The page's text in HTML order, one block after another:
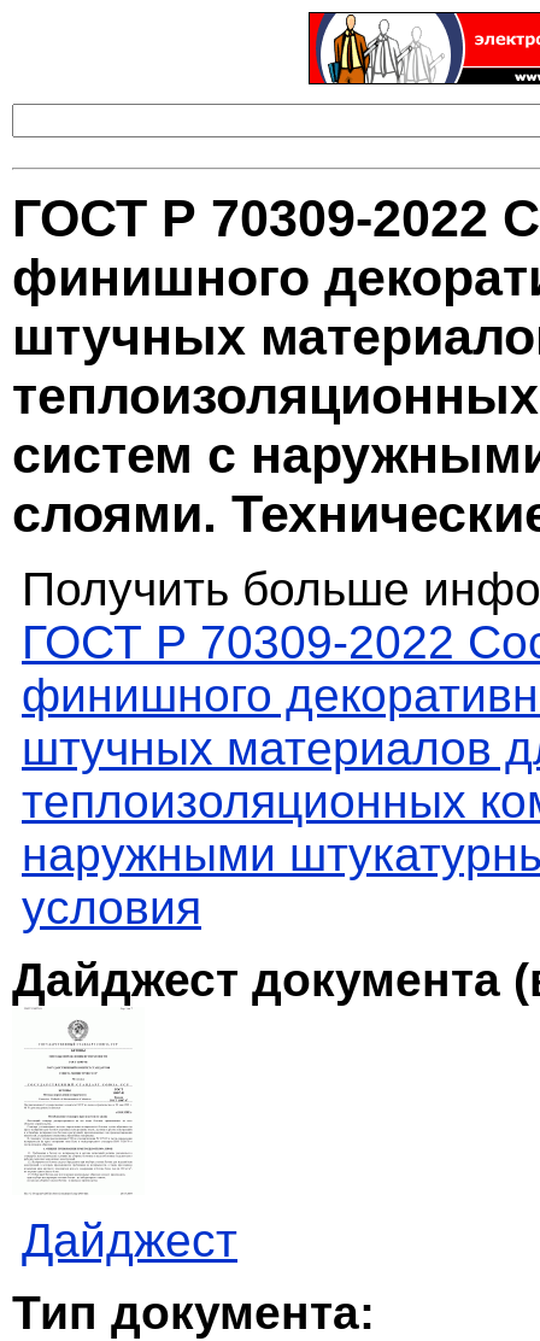
ГОСТ Р 70309-2022
финишного
штучных
систем с
слоями.
Получить больше
ГОСТ Р 70309-2022
финишного
штучных материалов
теплоизоляционных
наружными
условия
Дайджест документа
Дайджест
Тип документа: